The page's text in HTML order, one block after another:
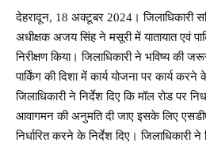
देहरादून, 18 अक्टूबर 2024। जिलाधिकारी
अधीक्षक अजय सिंह ने मसूरी में यातायात एवं
निरीक्षण किया। जिलाधिकारी ने भविष्य की
पार्किंग की दिशा में कार्य योजना पर कार्य करने
जिलाधिकारी ने निर्देश दिए कि मॉल रोड पर
आवागमन की अनुमति दी जाए इसके लिए
निर्धारित करने के निर्देश दिए। जिलाधिकारी